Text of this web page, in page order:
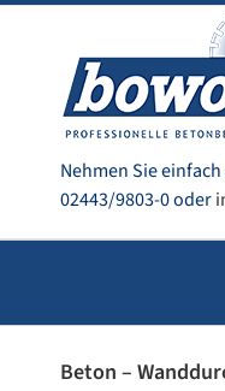
Zum
Nehmen Sie
02443/9803-0 oder
Beton –